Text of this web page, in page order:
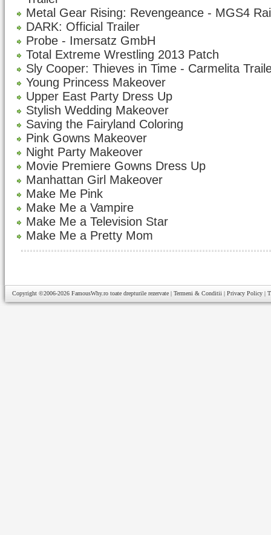
Metal Gear Rising: Revengeance - MGS4
DARK: Official Trailer
Probe - Imersatz GmbH
Total Extreme Wrestling 2013 Patch
Sly Cooper: Thieves in Time - Carmelita
Young Princess Makeover
Upper East Party Dress Up
Stylish Wedding Makeover
Saving the Fairyland Coloring
Pink Gowns Makeover
Night Party Makeover
Movie Premiere Gowns Dress Up
Manhattan Girl Makeover
Make Me Pink
Make Me a Vampire
Make Me a Television Star
Make Me a Pretty Mom
Copyright ©2006-2026 FamousWhy.ro toate drepturile rezervate | Termeni & Conditii | Privacy Policy |